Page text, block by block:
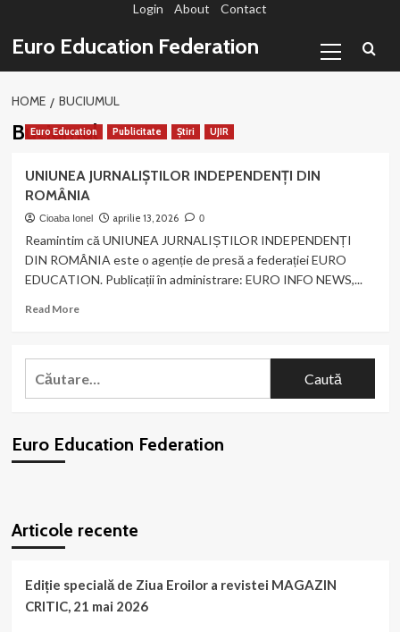
conținut
Login About Contact
Euro Education Federation
Menu
HOME BUCIUMUL
Buciumul
Euro Education Publicitate Știri UJIR
UNIUNEA JURNALIȘTILOR INDEPENDENȚI DIN
ROMÂNIA
Cioaba Ionel aprilie 13, 2026 0
Reamintim că UNIUNEA JURNALIȘTILOR INDEPENDENȚI
DIN ROMÂNIA este o agenție de presă a federației EURO
EDUCATION. Publicații în administrare: EURO INFO NEWS,...
Read MoreRead
UNIUNEA
JURNALIȘTILOR
Caută
Euro Education Federation
Articole recente
Ediție specială de Ziua Eroilor a revistei MAGAZIN
CRITIC, 21 mai 2026